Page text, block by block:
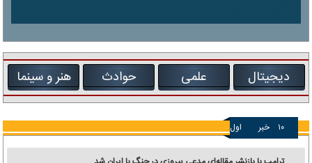
دیجیتال علمی حوادث هنر و سینما
۱۰ خبر اول